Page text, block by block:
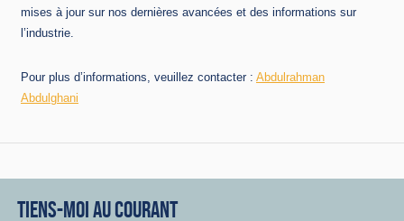
mises à jour sur nos dernières avancées et des informations sur
l’industrie.
Pour plus d’informations, veuillez contacter : Abdulrahman
Abdulghani
TIENS-MOI AU COURANT